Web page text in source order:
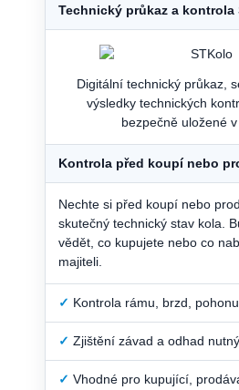
Technický průkaz a kontrola
Digitální technický průkaz,
výsledky technických
bezpečně uložené
Kontrola před koupí nebo
Nechte si před koupí nebo
skutečný technický stav kola.
vědět, co kupujete nebo co
majiteli.
✓ Kontrola rámu, brzd,
✓ Zjištění závad a odhad
✓ Vhodné pro kupující,